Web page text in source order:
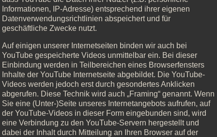
Informationen, IP-Adresse) entsprechend ihrer eigenen
Datenverwendungsrichtlinien abspeichert und für
geschäftliche Zwecke nutzt.
Auf einigen unserer Internetseiten binden wir auch bei
YouTube gespeicherte Videos unmittelbar ein. Bei dieser
Einbindung werden in Teilbereichen eines Browserfensters
Inhalte der YouTube Internetseite abgebildet. Die YouTube-
Videos werden jedoch erst durch gesondertes Anklicken
abgerufen. Diese Technik wird auch „Framing“ genannt. Wenn
Sie eine (Unter-)Seite unseres Internetangebots aufrufen, auf
der YouTube-Videos in dieser Form eingebunden sind, wird
eine Verbindung zu den YouTube-Servern hergestellt und
dabei der Inhalt durch Mitteilung an Ihren Browser auf der